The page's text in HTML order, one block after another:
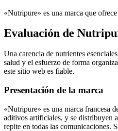
«Nutripure» es una marca que
Evaluación de
Una carencia de nutrientes
salud y el esfuerzo de forma
este sitio web es fiable.
Presentación de la marca
«Nutripure» es una marca francesa
aditivos artificiales, y se distribuyen
repite en todas las comunicaciones.